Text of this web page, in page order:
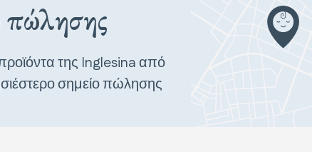
πώλησης
της Inglesina από
σημείο πώλησης